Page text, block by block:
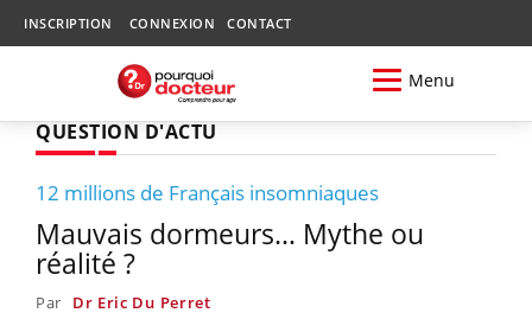
INSCRIPTION CONNEXION CONTACT
Menu
QUESTION D'ACTU
12 millions de Français insomniaques
Mauvais dormeurs… Mythe ou
réalité ?
Par Dr Eric Du Perret